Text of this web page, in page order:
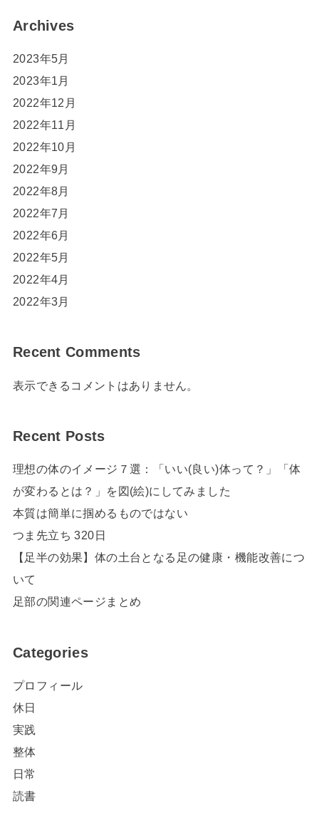
Archives
2023年5月
2023年1月
2022年12月
2022年11月
2022年10月
2022年9月
2022年8月
2022年7月
2022年6月
2022年5月
2022年4月
2022年3月
Recent Comments
表示できるコメントはありません。
Recent Posts
理想の体のイメージ７選：「いい(良い)体って？」「体
が変わるとは？」を図(絵)にしてみました
本質は簡単に掴めるものではない
つま先立ち 320日
【足半の効果】体の土台となる足の健康・機能改善につ
いて
足部の関連ページまとめ
Categories
プロフィール
休日
実践
整体
日常
読書